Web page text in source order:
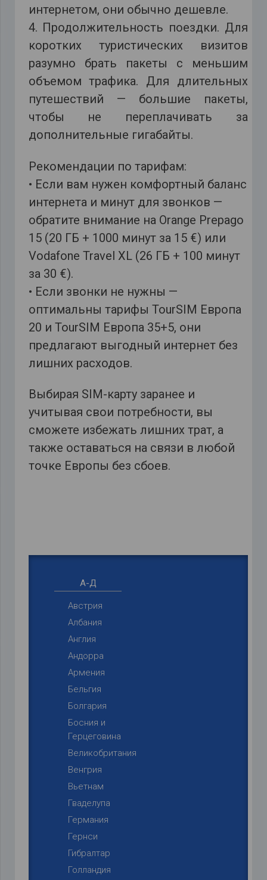
интернетом, они обычно дешевле.
4. Продолжительность поездки. Для
коротких туристических визитов
разумно брать пакеты с меньшим
объемом трафика. Для длительных
путешествий — большие пакеты,
чтобы не переплачивать за
дополнительные гигабайты.
Рекомендации по тарифам:
• Если вам нужен комфортный баланс
интернета и минут для звонков —
обратите внимание на Orange Prepago
15 (20 ГБ + 1000 минут за 15 €) или
Vodafone Travel XL (26 ГБ + 100 минут
за 30 €).
• Если звонки не нужны —
оптимальны тарифы TourSIM Европа
20 и TourSIM Европа 35+5, они
предлагают выгодный интернет без
лишних расходов.
Выбирая SIM-карту заранее и
учитывая свои потребности, вы
сможете избежать лишних трат, а
также оставаться на связи в любой
точке Европы без сбоев.
А-Д
Австрия
Албания
Англия
Андорра
Армения
Бельгия
Болгария
Босния и
Герцеговина
Великобритания
Венгрия
Вьетнам
Гваделупа
Германия
Гернси
Гибралтар
Голландия